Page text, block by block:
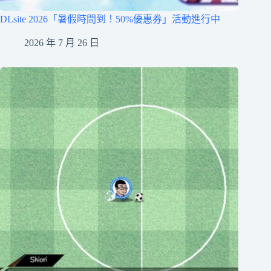
DLsite 2026「暑假時間到！50%優惠券」活動進行中
2026 年 7 月 26 日